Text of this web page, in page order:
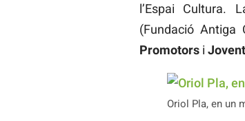
l’Espai Cultura.
(Fundació Antiga
Promotorsi
Oriol Pla, en un